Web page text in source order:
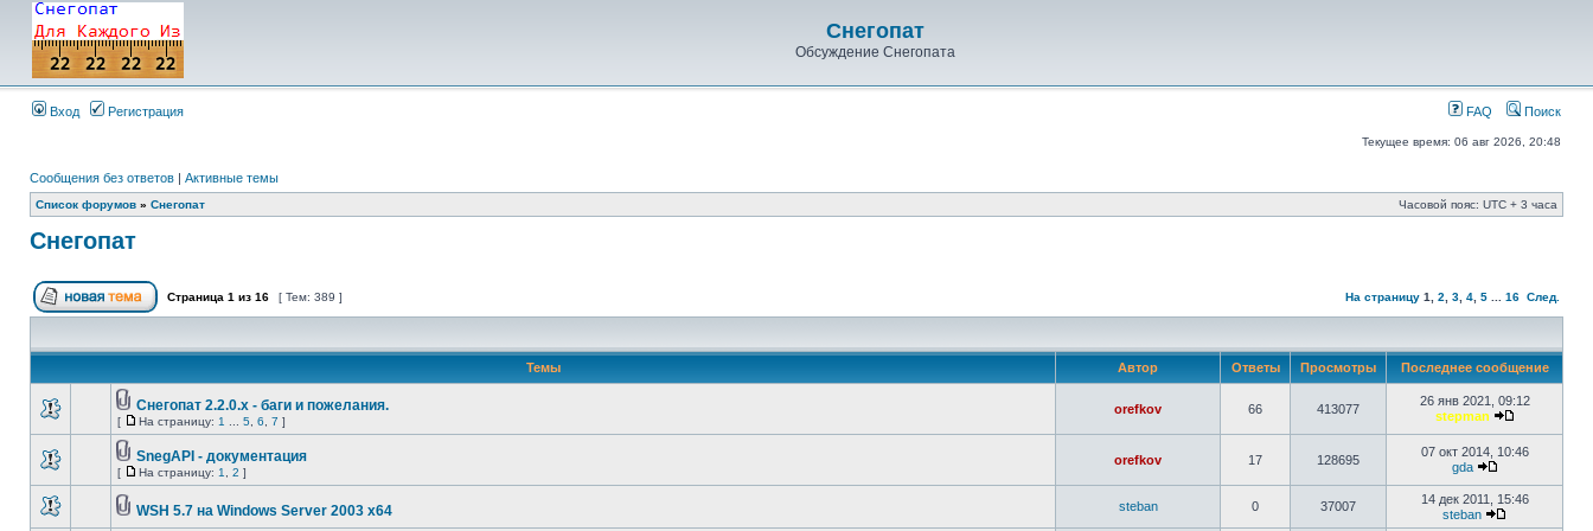
Снегопат
Обсуждение Снегопата
Вход Регистрация FAQ Поиск
Текущее время: 06 авг 2026, 20:48
Сообщения без ответов | Активные темы
Список форумов » Снегопат Часовой пояс: UTC + 3 часа
Снегопат
Страница 1 из 16 [ Тем: 389 ] На страницу 1 2 3 4 5 16 След.
Темы Автор Ответы Просмотры Последнее сообщение
Снегопат 2.2.0.x - баги и пожелания.
[ На страницу: 1 5 6 7 ]
orefkov 66 413077
26 янв 2021, 09:12
stepman
SnegAPI - документация
[ На страницу: 1 2 ]
orefkov 17 128695
07 окт 2014, 10:46
gda
WSH 5.7 на Windows Server 2003 x64 steban 0 37007
14 дек 2011, 15:46
steban